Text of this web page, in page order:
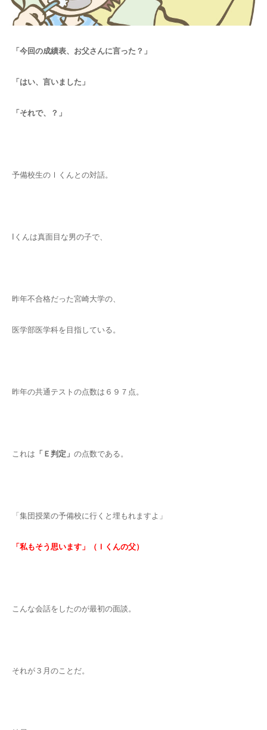
「今回の成績表、お父さんに言った？」
「はい、言いました」
「それで、？」
予備校生のⅠくんとの対話。
Iくんは真面目な男の子で、
昨年不合格だった宮崎大学の、
医学部医学科を目指している。
昨年の共通テストの点数は６９７点。
これは 「Ｅ判定」 の点数である。
「集団授業の予備校に行くと埋もれますよ」
「私もそう思います」（Ｉくんの父）
こんな会話をしたのが最初の面談。
それが３月のことだ。